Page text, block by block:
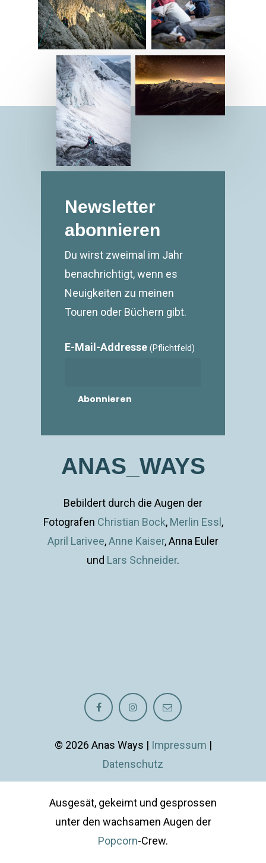
Newsletter
abonnieren
Du wirst zweimal im Jahr
benachrichtigt, wenn es
Neuigkeiten zu meinen
Touren oder Büchern gibt.
E-Mail-Addresse (Pflichtfeld)
ANAS_WAYS
Bebildert durch die Augen der
Fotografen Christian Bock, Merlin Essl ,
April Larivee,Anne Kaiser, Anna Euler
und Lars Schneider.
© 2026 Anas Ways | Impressum |
Datenschutz
Ausgesät, gekeimt und gesprossen
unter den wachsamen Augen der
Popcorn-Crew.